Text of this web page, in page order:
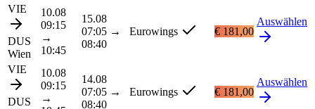
VIE
DUS
Wien
10.08
09:15
→
10:45
15.08
07:05 →
08:40
Eurowings € 181,00
Auswählen
VIE
DUS
10.08
09:15
→
14.08
07:05 →
08:40
Eurowings € 181,00
Auswählen